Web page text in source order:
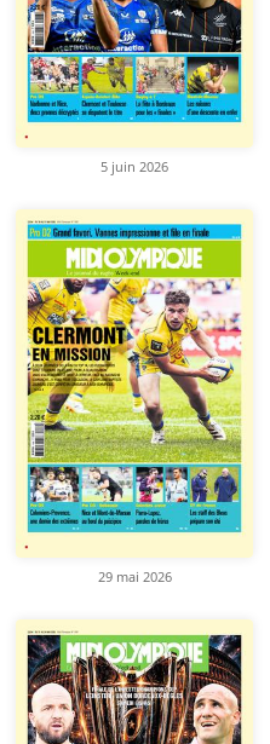
5 juin 2026
29 mai 2026